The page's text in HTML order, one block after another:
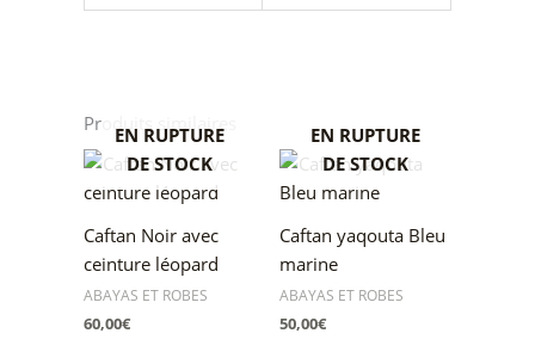
Produits similaires
EN RUPTURE
DE STOCK
Caftan Noir avec
ceinture léopard
ABAYAS ET ROBES
60,00€
EN RUPTURE
DE STOCK
Caftan yaqouta Bleu
marine
ABAYAS ET ROBES
50,00€